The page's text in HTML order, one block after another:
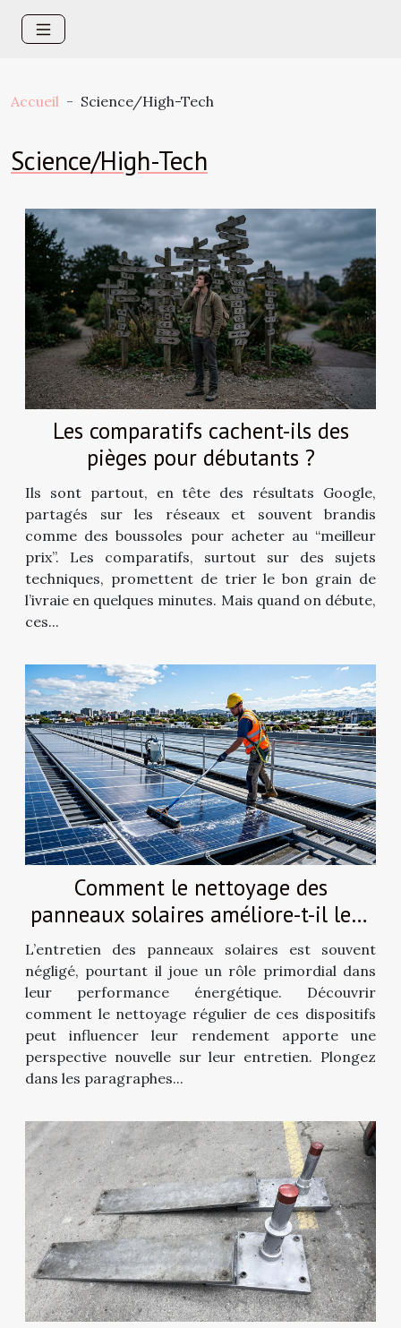
Accueil Science/High-Tech
Science/High-Tech
Les comparatifs cachent-ils des
pièges pour débutants ?
Ils sont partout, en tête des résultats Google,
partagés sur les réseaux et souvent brandis
comme des boussoles pour acheter au “meilleur
prix”. Les comparatifs, surtout sur des sujets
techniques, promettent de trier le bon grain de
l’ivraie en quelques minutes. Mais quand on débute,
ces...
Comment le nettoyage des
panneaux solaires améliore-t-il leur
efficacité ?
L’entretien des panneaux solaires est souvent
négligé, pourtant il joue un rôle primordial dans
leur performance énergétique. Découvrir
comment le nettoyage régulier de ces dispositifs
peut influencer leur rendement apporte une
perspective nouvelle sur leur entretien. Plongez
dans les paragraphes...